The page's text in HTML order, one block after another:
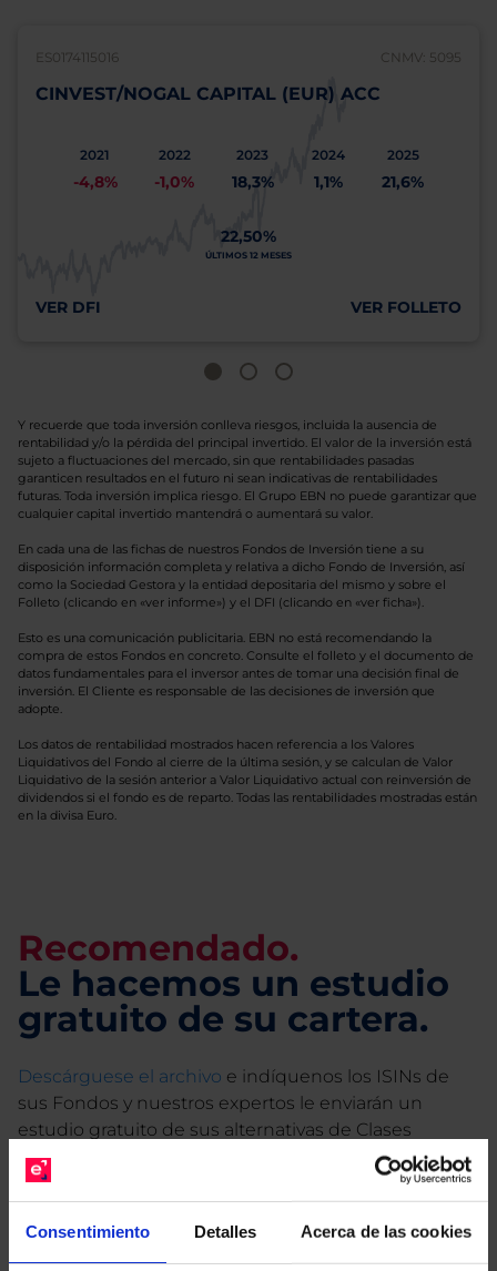
Consentimiento Detalles Acerca de las cookies
ES0174115016 CNMV: 5095
CINVEST/NOGAL CAPITAL (EUR) ACC
2021
-4,8%
2022
-1,0%
2023
18,3%
2024
1,1%
2025
21,6%
22,50%
ÚLTIMOS 12 MESES
VER DFI VER FOLLETO
Y recuerde que toda inversión conlleva riesgos, incluida la ausencia de
rentabilidad y/o la pérdida del principal invertido. El valor de la inversión está
sujeto a fluctuaciones del mercado, sin que rentabilidades pasadas
garanticen resultados en el futuro ni sean indicativas de rentabilidades
futuras. Toda inversión implica riesgo. El Grupo EBN no puede garantizar que
cualquier capital invertido mantendrá o aumentará su valor.
En cada una de las fichas de nuestros Fondos de Inversión tiene a su
disposición información completa y relativa a dicho Fondo de Inversión, así
como la Sociedad Gestora y la entidad depositaria del mismo y sobre el
Folleto (clicando en «ver informe») y el DFI (clicando en «ver ficha»).
Esto es una comunicación publicitaria. EBN no está recomendando la
compra de estos Fondos en concreto. Consulte el folleto y el documento de
datos fundamentales para el inversor antes de tomar una decisión final de
inversión. El Cliente es responsable de las decisiones de inversión que
adopte.
Los datos de rentabilidad mostrados hacen referencia a los Valores
Liquidativos del Fondo al cierre de la última sesión, y se calculan de Valor
Liquidativo de la sesión anterior a Valor Liquidativo actual con reinversión de
dividendos si el fondo es de reparto. Todas las rentabilidades mostradas están
en la divisa Euro.
Recomendado.
Le hacemos un estudio
gratuito de su cartera.
Descárguese el archivo e indíquenos los ISINs de
sus Fondos y nuestros expertos le enviarán un
estudio gratuito de sus alternativas de Clases
Limpias con las que podrá ahorrar en sus costes.